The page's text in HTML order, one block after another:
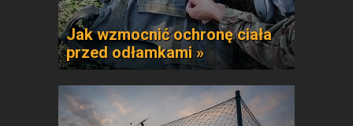
Jak wzmocnić ochronę ciała
przed odłamkami »